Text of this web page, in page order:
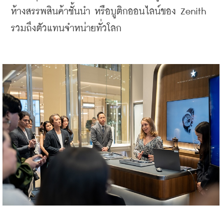
ห้างสรรพสินค้าชั้นนำ หรือบูติกออนไลน์ของ Zenith
รวมถึงตัวแทนจำหน่ายทั่วโลก